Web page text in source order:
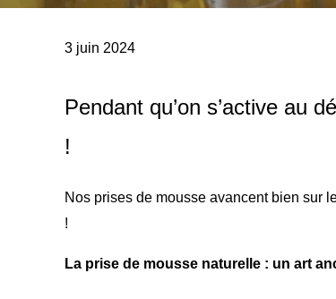
3 juin 2024
Pendant qu’on s’active au
!
Nos prises de mousse avancent bien sur
!
La prise de mousse naturelle : un art